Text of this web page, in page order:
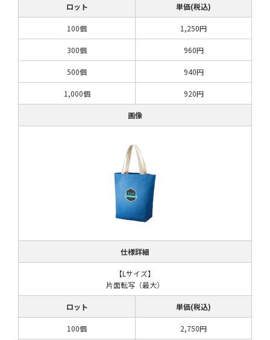
ロット 単価(税込)
100個 1,250円
300個 960円
500個 940円
1,000個 920円
画像
仕様詳細
【Lサイズ】
片面転写（最大）
ロット 単価(税込)
100個 2,750円